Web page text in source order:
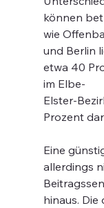
können
wie
und Berlin
etwa 40
im Elbe-
Elster-
Prozent
Eine
allerdings
hinaus. Die